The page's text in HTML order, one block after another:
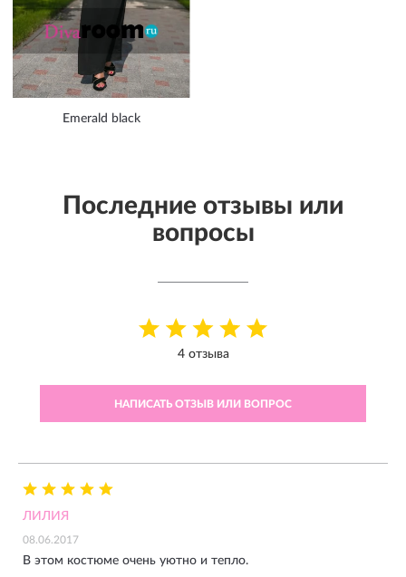
Emerald black
Последние отзывы или
вопросы
4 отзыва
НАПИСАТЬ ОТЗЫВ ИЛИ ВОПРОС
ЛИЛИЯ
08.06.2017
В этом костюме очень уютно и тепло.